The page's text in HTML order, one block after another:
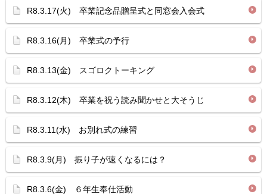
R8.3.17(火) 卒業記念品贈呈式と同窓会入会式
R8.3.16(月) 卒業式の予行
R8.3.13(金) スゴロクトーキング
R8.3.12(木) 卒業を祝う読み聞かせと大そうじ
R8.3.11(水) お別れ式の練習
R8.3.9(月) 振り子が速くなるには？
R8.3.6(金) ６年生奉仕活動